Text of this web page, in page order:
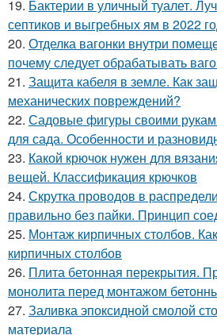
19. Бактерии в уличный туалет.
септиков и выгребных ям в 2022
20. Отделка вагонки внутри
почему следует обрабатывать
21. Защита кабеля в земле. Как
механических повреждений?
22. Садовые фигуры своими
для сада. Особенности и
23. Какой крючок нужен для
вещей. Классификация крючков
24. Скрутка проводов в
правильно без пайки. Принцип
25. Монтаж кирпичных столбов.
кирпичных столбов
26. Плита бетонная перекрытия.
монолита перед монтажом
27. Заливка эпоксидной смолой
материала